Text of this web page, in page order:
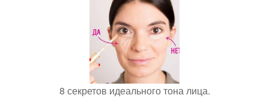
8 секретов идеального тона лица.